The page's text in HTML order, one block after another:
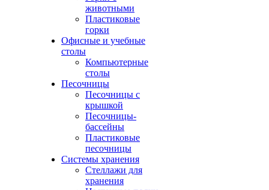
животными
Пластиковые
горки
Офисные и учебные
столы
Компьютерные
столы
Песочницы
Песочницы с
крышкой
Песочницы-
бассейны
Пластиковые
песочницы
Системы хранения
Стеллажи для
хранения